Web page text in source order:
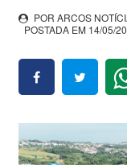
POR ARCOS
POSTADA EM 14/05/